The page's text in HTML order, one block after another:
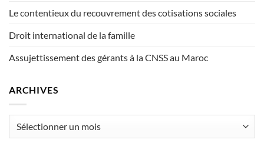
Le contentieux du recouvrement des cotisations sociales
Droit international de la famille
Assujettissement des gérants à la CNSS au Maroc
ARCHIVES